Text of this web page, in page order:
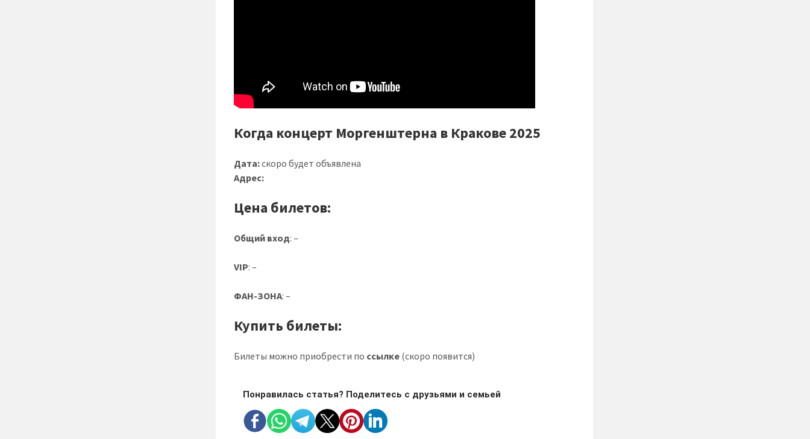
Когда концерт Моргенштерна в Кракове 2025
Дата:скоро будет объявлена
Адрес:
Цена билетов:
Общий вход: –
VIP: –
ФАН-ЗОНА: –
Купить билеты:
Билеты можно приобрести по ссылке (скоро появится)
Понравилась статья? Поделитесь с друзьями и семьей